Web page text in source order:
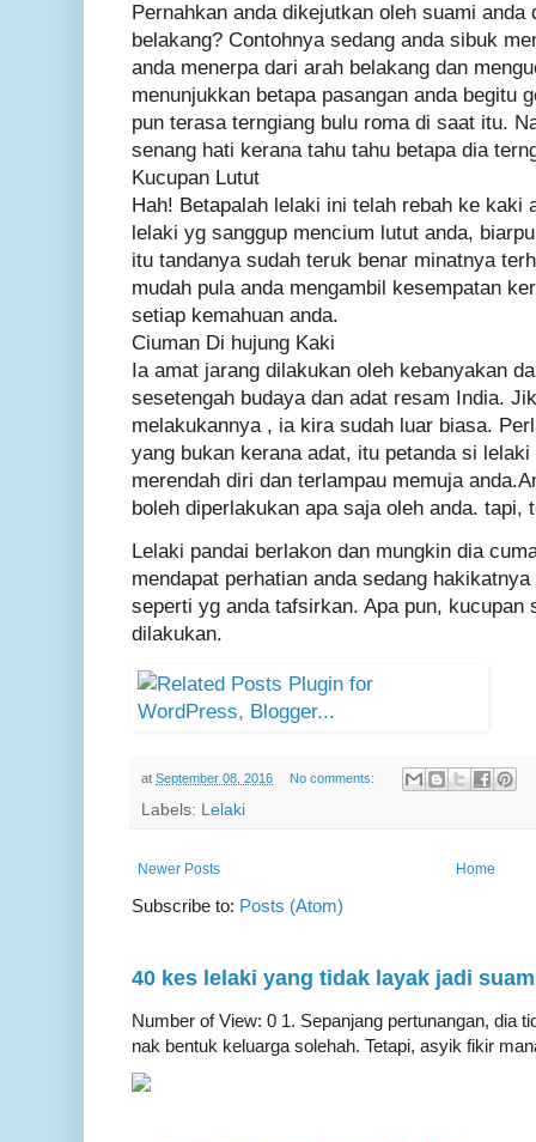
Pernahkan anda dikejutkan oleh suami anda
belakang? Contohnya sedang anda sibuk
anda menerpa dari arah belakang dan
menunjukkan betapa pasangan anda begitu
pun terasa terngiang bulu roma di saat itu.
senang hati kerana tahu tahu betapa dia
Kucupan Lutut
Hah! Betapalah lelaki ini telah rebah ke kaki
lelaki yg sanggup mencium lutut anda,
itu tandanya sudah teruk benar minatnya
mudah pula anda mengambil kesempatan
setiap kemahuan anda.
Ciuman Di hujung Kaki
Ia amat jarang dilakukan oleh kebanyakan
sesetengah budaya dan adat resam India.
melakukannya , ia kira sudah luar biasa.
yang bukan kerana adat, itu petanda si
merendah diri dan terlampau memuja
boleh diperlakukan apa saja oleh anda. tapi,
Lelaki pandai berlakon dan mungkin dia
mendapat perhatian anda sedang
seperti yg anda tafsirkan. Apa pun, kucupan
dilakukan.
at September 08, 2016 No comments:
Labels: Lelaki
Newer Posts Home
Subscribe to: Posts (Atom)
40 kes lelaki yang tidak layak jadi
Number of View: 0 1. Sepanjang pertunangan, dia
nak bentuk keluarga solehah. Tetapi, asyik fikir